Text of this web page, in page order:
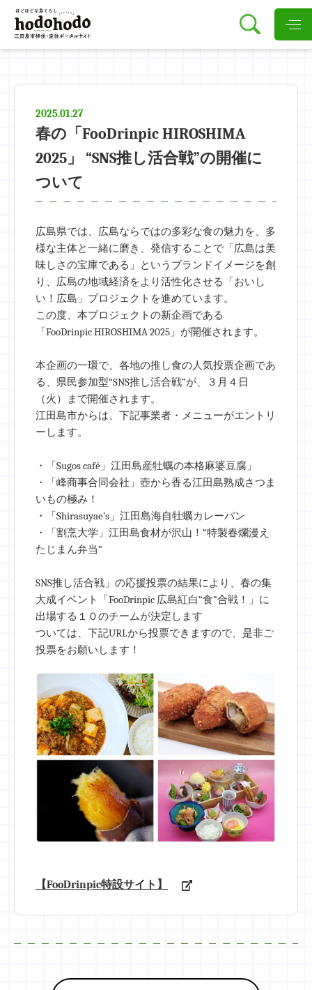
2025.01.27
春の「FooDrinpic HIROSHIMA
2025」 “SNS推し活合戦”の開催に
ついて
広島県では、広島ならではの多彩な食の魅力を、多
様な主体と一緒に磨き、発信することで「広島は美
味しさの宝庫である」というブランドイメージを創
り、広島の地域経済をより活性化させる「おいし
い！広島」プロジェクトを進めています。
この度、本プロジェクトの新企画である
「FooDrinpic HIROSHIMA 2025」が開催されます。
本企画の一環で、各地の推し食の人気投票企画であ
る、県民参加型“SNS推し活合戦”が、３月４日
（火）まで開催されます。
江田島市からは、下記事業者・メニューがエントリ
ーします。
・「Sugos café」江田島産牡蠣の本格麻婆豆腐」
・「峰商事合同会社」壺から香る江田島熟成さつま
いもの極み！
・「Shirasuyae’s」江田島海自牡蠣カレーパン
・「割烹大学」江田島食材が沢山！“特製春爛漫え
たじまん弁当”
SNS推し活合戦」の応援投票の結果により、春の集
大成イベント「FooDrinpic 広島紅白“食”合戦！」に
出場する１０のチームが決定します
ついては、下記URLから投票できますので、是非ご
投票をお願いします！
【FooDrinpic特設サイト】